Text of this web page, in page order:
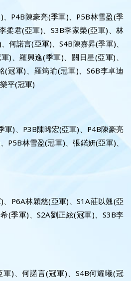
P4B陳豪亮(季軍)、P5B林雪盈(季
柔君(亞軍)、S3B李家榮(亞軍)、林
何諾言(亞軍)、S4B陳嘉昇(季軍)、
)、羅興逸(季軍)、關日星(亞軍)、
(冠軍)、羅筠瑜(冠軍)、S6B李卓迪
平(冠軍)
軍)、P3B陳晞宏(亞軍)、P4B陳豪亮
P5B林雪盈(冠軍)、張鍩妍(亞軍)、
P6A林穎慈(亞軍)、S1A莊以翹(亞
(季軍)、S2A劉正絃(冠軍)、S3B李
)、何諾言(冠軍)、S4B何耀曦(冠